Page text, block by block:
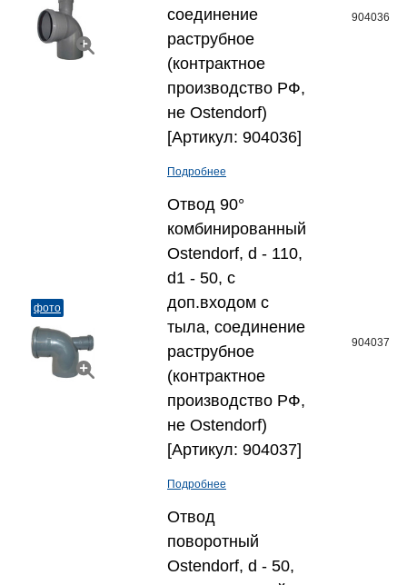
соединение
раструбное
(контрактное
производство РФ,
не Ostendorf)
[Артикул: 904036]
Подробнее
904036
фото
Отвод 90°
комбинированный
Ostendorf, d - 110,
d1 - 50, с
доп.входом с
тыла, соединение
раструбное
(контрактное
производство РФ,
не Ostendorf)
[Артикул: 904037]
Подробнее
904037
Отвод
поворотный
Ostendorf, d - 50,